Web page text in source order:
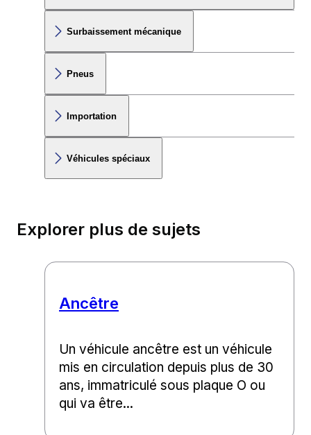
Surbaissement mécanique
Pneus
Importation
Véhicules spéciaux
Explorer plus de sujets
Ancêtre
Un véhicule ancêtre est un véhicule
mis en circulation depuis plus de 30
ans, immatriculé sous plaque O ou
qui va être...